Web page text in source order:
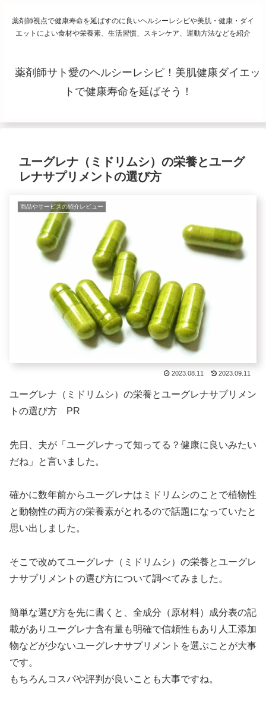
薬剤師視点で健康寿命を延ばすのに良いヘルシーレシピや美肌・健康・ダイ
エットによい食材や栄養素、生活習慣、スキンケア、運動方法などを紹介
薬剤師サト愛のヘルシーレシピ！美肌健康ダイエッ
トで健康寿命を延ばそう！
ユーグレナ（ミドリムシ）の栄養とユーグ
レナサプリメントの選び方
商品やサービスの紹介レビュー
2023.08.11 2023.09.11
ユーグレナ（ミドリムシ）の栄養とユーグレナサプリメン
トの選び方 PR
先日、夫が「ユーグレナって知ってる？健康に良いみたい
だね」と言いました。
確かに数年前からユーグレナはミドリムシのことで植物性
と動物性の両方の栄養素がとれるので話題になっていたと
思い出しました。
そこで改めてユーグレナ（ミドリムシ）の栄養とユーグレ
ナサプリメントの選び方について調べてみました。
簡単な選び方を先に書くと、全成分（原材料）成分表の記
載がありユーグレナ含有量も明確で信頼性もあり人工添加
物などが少ないユーグレナサプリメントを選ぶことが大事
です。
もちろんコスパや評判が良いことも大事ですね。